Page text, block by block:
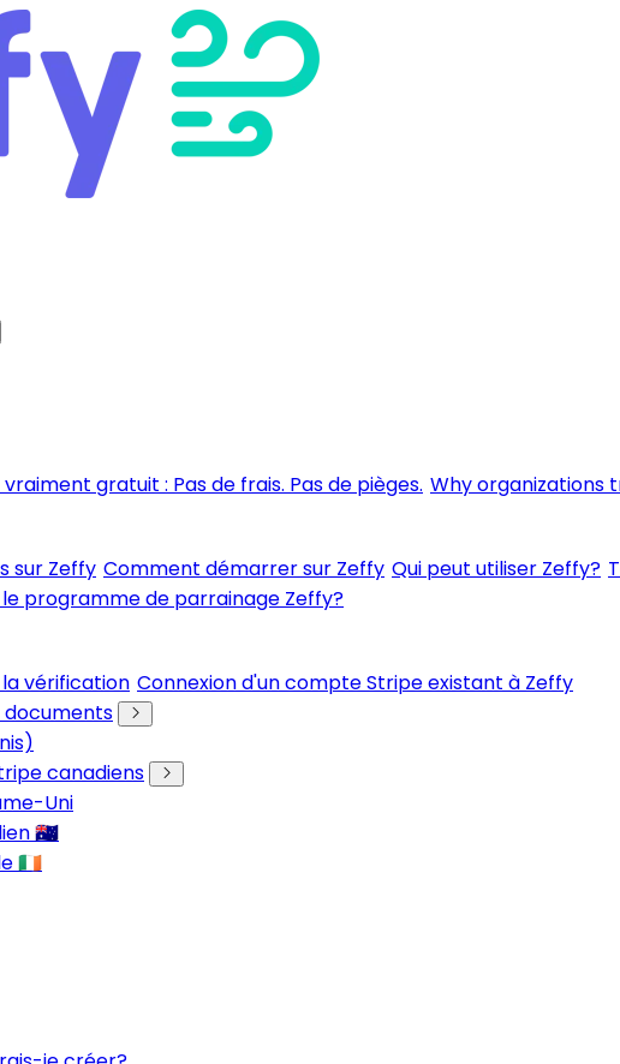
gratuit : Pas de frais. Pas de pièges. Why organizations
sur Zeffy Comment démarrer sur Zeffy Qui peut utiliser Zeffy?
programme de parrainage Zeffy?
la vérification Connexion d'un compte Stripe existant à Zeffy
documents
canadiens
Uni
🇦🇺
🇮🇪